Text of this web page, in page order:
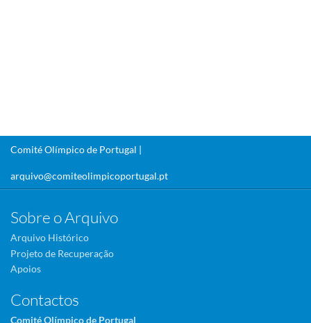
Comité Olímpico de Portugal |
arquivo@comiteolimpicoportugal.pt
Sobre o Arquivo
Arquivo Histórico
Projeto de Recuperação
Apoios
Contactos
Comité Olímpico de Portugal